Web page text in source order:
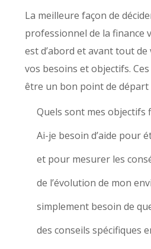
La meilleure façon de
professionnel de la finance
est d’abord et avant tout
vos besoins et objectifs.
être un bon point de
Quels sont mes objectifs
Ai-je besoin d’aide pour
et pour mesurer les
de l’évolution de mon
simplement besoin de
des conseils spécifiques